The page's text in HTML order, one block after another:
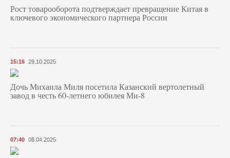
Рост товарооборота подтверждает превращение Китая в
ключевого экономического партнера России
15:16 29.10.2025
Дочь Михаила Миля посетила Казанский вертолетный
завод в честь 60-летнего юбилея Ми-8
07:40 08.04.2025